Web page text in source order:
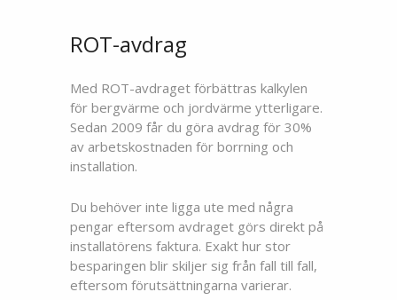
ROT-avdrag
Med ROT-avdraget förbättras kalkylen
för bergvärme och jordvärme ytterligare.
Sedan 2009 får du göra avdrag för 30%
av arbetskostnaden för borrning och
installation.
Du behöver inte ligga ute med några
pengar eftersom avdraget görs direkt på
installatörens faktura. Exakt hur stor
besparingen blir skiljer sig från fall till fall,
eftersom förutsättningarna varierar.